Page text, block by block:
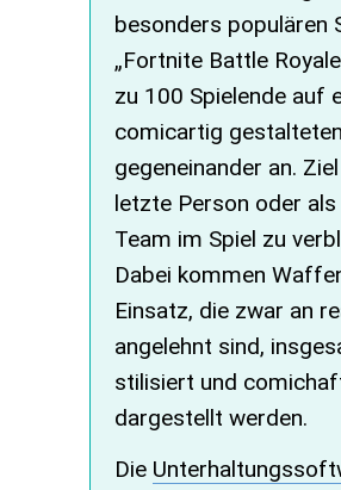
besonders populären
„Fortnite Battle
zu 100 Spielende auf
comicartig
gegeneinander an.
letzte Person oder
Team im Spiel zu
Dabei kommen
Einsatz, die zwar an
angelehnt sind,
stilisiert und
dargestellt werden.
Die